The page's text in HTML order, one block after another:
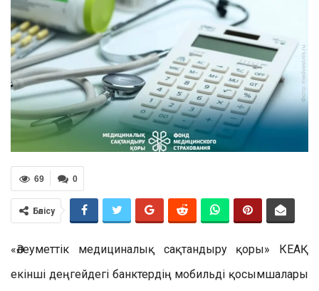
0
69
Бөлісу
«Әлеуметтік медициналық сақтандыру қоры» КЕАҚ
екінші деңгейдегі банктердің мобильді қосымшалары